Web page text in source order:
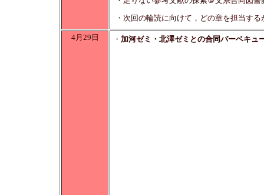
・次回の輪読に向けて，どの章を担当す
4月29日 ・ 加河ゼミ・北澤ゼミとの合同バーベキュ